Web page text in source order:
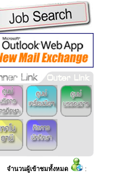
จำนวนผู้เข้าชมทั้งหมด :